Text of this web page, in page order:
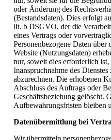
oder Änderung des
(Bestandsdaten). Dies erfolgt
lit. b DSGVO, der die
eines Vertrags oder
Personenbezogene Daten über
Website (Nutzungsdaten)
nur, soweit dies erforderlich
Inanspruchnahme des
abzurechnen. Die erhobenen
Abschluss des Auftrags oder
Geschäftsbeziehung gelöscht.
Aufbewahrungsfristen bleiben
Datenübermittlung bei
Wir übermitteln